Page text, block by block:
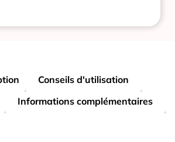
Conseils d'utilisation
Informations complémentaires